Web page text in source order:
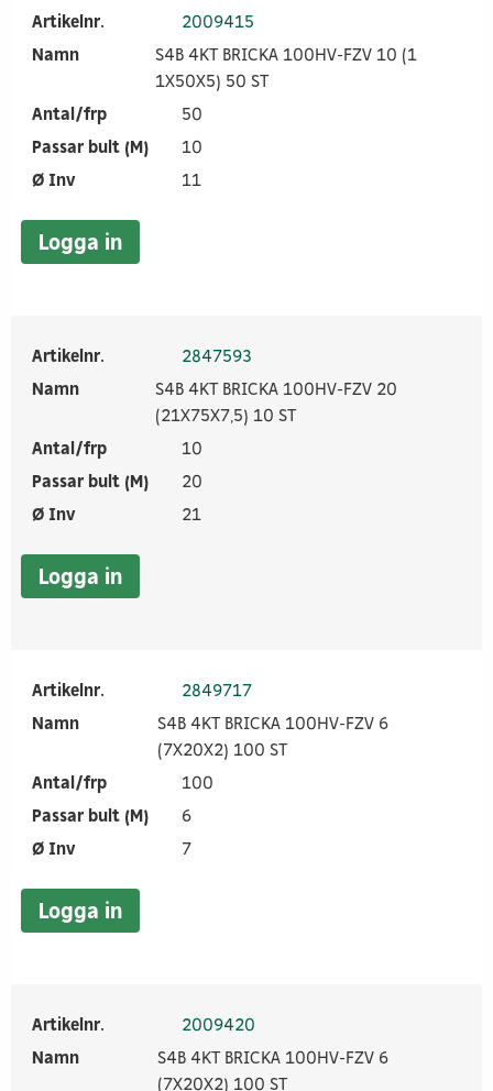
Artikelnr.
2009415
Namn
S4B 4KT BRICKA 100HV-FZV 10 (1
1X50X5) 50 ST
Antal/frp
50
Passar bult (M)
10
Ø Inv
11
Logga in
Artikelnr.
2847593
Namn
S4B 4KT BRICKA 100HV-FZV 20
(21X75X7,5) 10 ST
Antal/frp
10
Passar bult (M)
20
Ø Inv
21
Logga in
Artikelnr.
2849717
Namn
S4B 4KT BRICKA 100HV-FZV 6
(7X20X2) 100 ST
Antal/frp
100
Passar bult (M)
6
Ø Inv
7
Logga in
Artikelnr.
2009420
Namn
S4B 4KT BRICKA 100HV-FZV 6
(7X20X2) 100 ST